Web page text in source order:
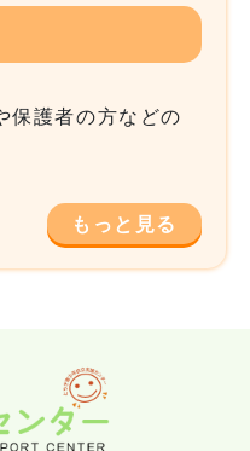
保護者の方などの
もっと見る